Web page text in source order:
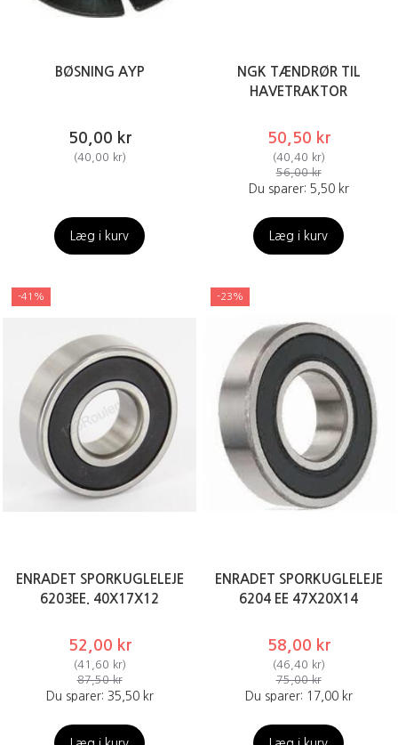
BØSNING AYP
50,00 kr
(40,00 kr)
Læg i kurv
NGK TÆNDRØR TIL
HAVETRAKTOR
50,50 kr
(40,40 kr)
56,00 kr
Du sparer: 5,50 kr
Læg i kurv
-41%
ENRADET SPORKUGLELEJE
6203EE. 40X17X12
52,00 kr
(41,60 kr)
87,50 kr
Du sparer: 35,50 kr
-23%
ENRADET SPORKUGLELEJE
6204 EE 47X20X14
58,00 kr
(46,40 kr)
75,00 kr
Du sparer: 17,00 kr